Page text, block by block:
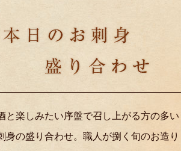
と楽しみたい序盤で召し上がる方の多い
身の盛り合わせ。職人が捌く旬のお造り